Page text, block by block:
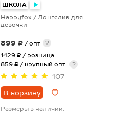
ШКОЛА
Happyfox / Лонгслив для
девочки
899 ₽ / опт
?
1429 ₽ / розница
859 ₽ / крупный опт
?
107
В корзину
Размеры в наличии: